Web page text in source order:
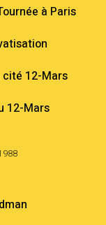
à Paris
cité 12-Mars
12-Mars